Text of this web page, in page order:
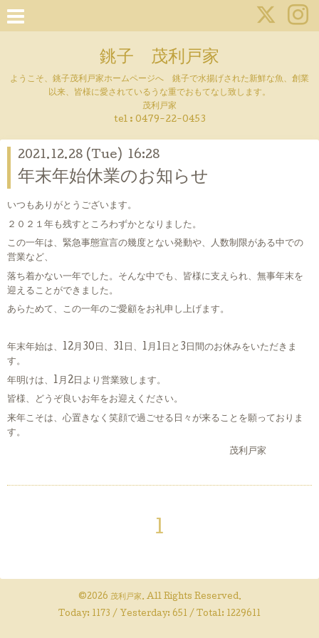
銚子 茂利戸家
ようこそ、銚子茂利戸家ホームページへ 銚子で水揚げされた新鮮な魚、創業
以来、皆様に愛されているうな重でおもてなし致します。
茂利戸家
tel : 0479-22-0453
2021.12.28 (Tue) 16:28
年末年始休業のお知らせ
いつもありがとうございます。
２０２１年も残すところわずかとなりました。
この一年は、緊急事態宣言の幾度とない発動や、人数制限がある中での
営業など、
落ち着かない一年でした。そんな中でも、皆様に支えられ、無事年末を
迎えることができました。
あらためて、この一年のご愛顧をお礼申し上げます。
年末年始は、12月30日、31日、1月1日と3日間のお休みをいただきま
す。
年明けは、1月2日より営業致します。
皆様、どうぞ良いお年をお迎えください。
来年こそは、心置きなく笑顔で過ごせる日々が来ることを願っておりま
す。
茂利戸家
1
©2026 茂利戸家. All Rights Reserved.
Today: 1173 / Yesterday: 651 / Total: 1229611